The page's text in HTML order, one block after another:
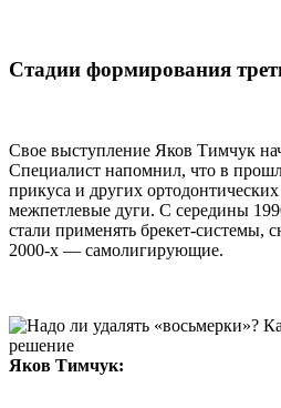
Стадии формирования
Свое выступление Яков Тимчук
Специалист напомнил, что в
прикуса и других
межпетлевые дуги. С середины
стали применять брекет-системы,
2000-х — самолигирующие.
Яков Тимчук: